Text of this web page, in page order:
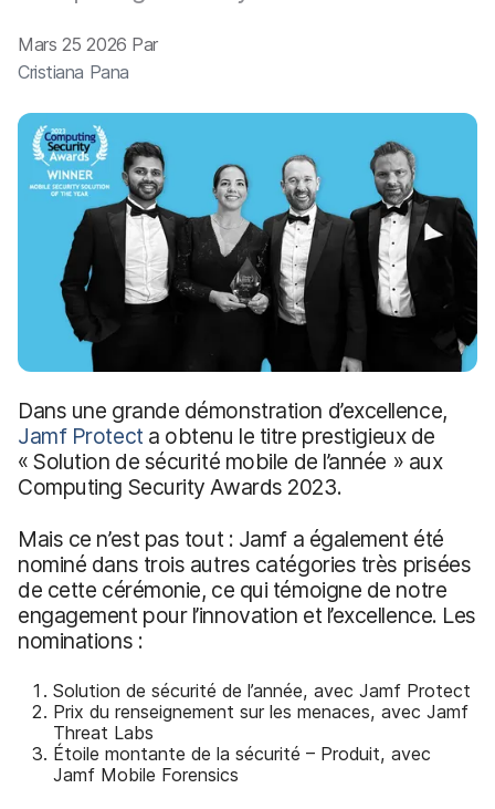
l
Mars 25 2026 Par
Cristiana Pana
Dans une grande démonstration d’excellence,
Jamf Protect a obtenu le titre prestigieux de
« Solution de sécurité mobile de l’année » aux
Computing Security Awards 2023.
Mais ce n’est pas tout : Jamf a également été
nominé dans trois autres catégories très prisées
de cette cérémonie, ce qui témoigne de notre
engagement pour l’innovation et l’excellence. Les
nominations :
Solution de sécurité de l’année, avec Jamf Protect
Prix du renseignement sur les menaces, avec Jamf
Threat Labs
Étoile montante de la sécurité – Produit, avec
Jamf Mobile Forensics